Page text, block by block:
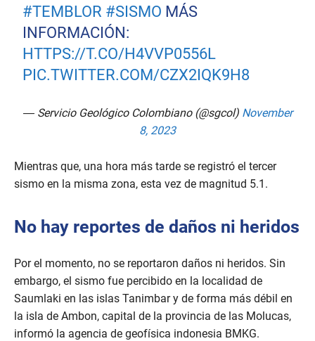
#TEMBLOR #SISMO MÁS
INFORMACIÓN:
HTTPS://T.CO/H4VVP0556L
PIC.TWITTER.COM/CZX2IQK9H8
— Servicio Geológico Colombiano (@sgcol) November
8, 2023
Mientras que, una hora más tarde se registró el tercer
sismo en la misma zona, esta vez de magnitud 5.1.
No hay reportes de daños ni heridos
Por el momento, no se reportaron daños ni heridos. Sin
embargo, el sismo fue percibido en la localidad de
Saumlaki en las islas Tanimbar y de forma más débil en
la isla de Ambon, capital de la provincia de las Molucas,
informó la agencia de geofísica indonesia BMKG.